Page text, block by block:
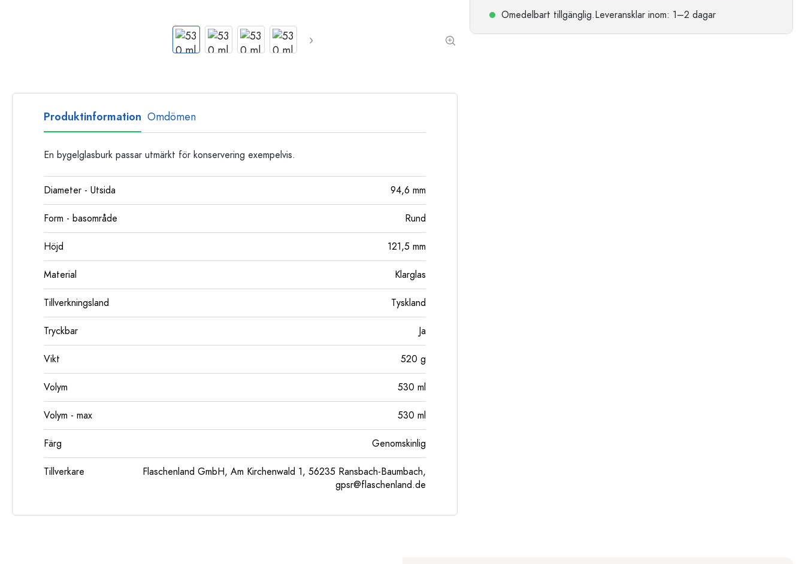
Omedelbart tillgänglig.Leveransklar inom: 1–2 dagar
Produktinformation Omdömen
En bygelglasburk passar utmärkt för konservering exempelvis.
Diameter - Utsida 94,6 mm
Form - basområde Rund
Höjd 121,5 mm
Material Klarglas
Tillverkningsland Tyskland
Tryckbar Ja
Vikt 520 g
Volym 530 ml
Volym - max 530 ml
Färg Genomskinlig
Tillverkare
Flaschenland GmbH, Am Kirchenwald 1, 56235 Ransbach-Baumbach,
gpsr@flaschenland.de